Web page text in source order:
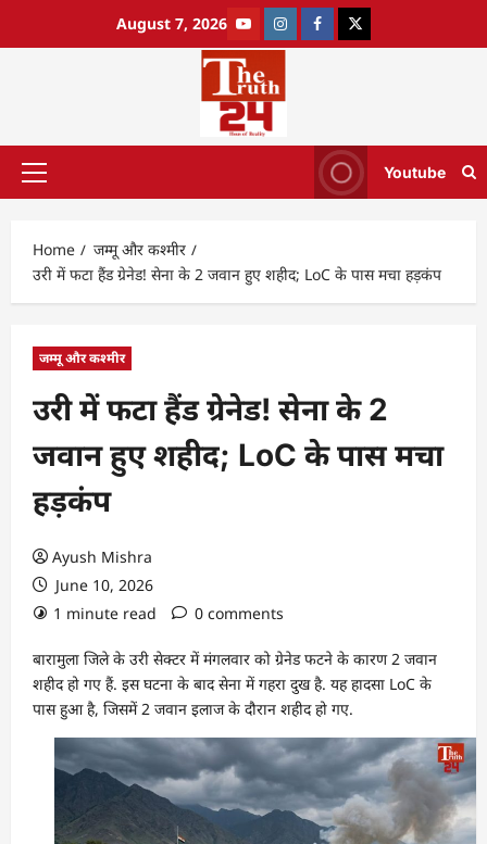
August 7, 2026
Youtube
Home
जम्मू और कश्मीर
उरी में फटा हैंड ग्रेनेड! सेना के 2 जवान हुए शहीद; LoC के पास मचा हड़कंप
जम्मू और कश्मीर
उरी में फटा हैंड ग्रेनेड! सेना के 2
जवान हुए शहीद; LoC के पास मचा
हड़कंप
Ayush Mishra
June 10, 2026
1 minute read
0 comments
बारामुला जिले के उरी सेक्टर में मंगलवार को ग्रेनेड फटने के कारण 2 जवान
शहीद हो गए हैं. इस घटना के बाद सेना में गहरा दुख है. यह हादसा LoC के
पास हुआ है, जिसमें 2 जवान इलाज के दौरान शहीद हो गए.